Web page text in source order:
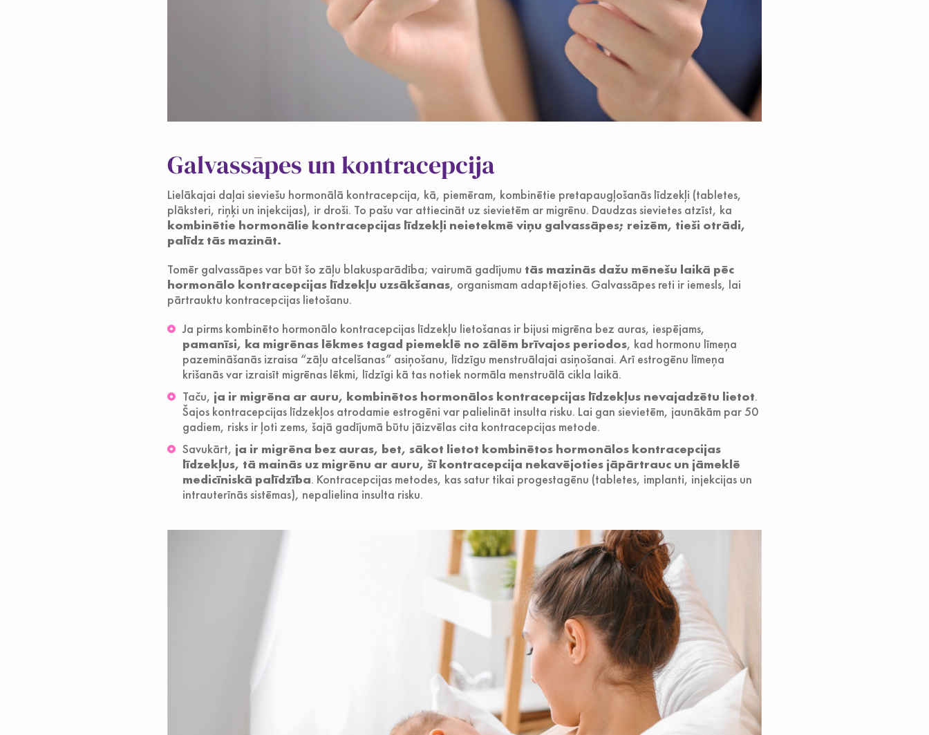
Galvassāpes un kontracepcija
Lielākajai daļai sieviešu hormonālā kontracepcija, kā, piemēram, kombinētie pretapaugļošanās līdzekļi (tabletes,
plāksteri, riņķi un injekcijas), ir droši. To pašu var attiecināt uz sievietēm ar migrēnu. Daudzas sievietes atzīst, ka
kombinētie hormonālie kontracepcijas līdzekļi neietekmē viņu galvassāpes; reizēm, tieši otrādi,
palīdz tās mazināt.
Tomēr galvassāpes var būt šo zāļu blakusparādība; vairumā gadījumu tās mazinās dažu mēnešu laikā pēc
hormonālo kontracepcijas līdzekļu uzsākšanas, organismam adaptējoties. Galvassāpes reti ir iemesls, lai
pārtrauktu kontracepcijas lietošanu.
Ja pirms kombinēto hormonālo kontracepcijas līdzekļu lietošanas ir bijusi migrēna bez auras, iespējams,
pamanīsi, ka migrēnas lēkmes tagad piemeklē no zālēm brīvajos periodos, kad hormonu līmeņa
pazemināšanās izraisa “zāļu atcelšanas” asiņošanu, līdzīgu menstruālajai asiņošanai. Arī estrogēnu līmeņa
krišanās var izraisīt migrēnas lēkmi, līdzīgi kā tas notiek normāla menstruālā cikla laikā.
Taču, ja ir migrēna ar auru, kombinētos hormonālos kontracepcijas līdzekļus nevajadzētu lietot.
Šajos kontracepcijas līdzekļos atrodamie estrogēni var palielināt insulta risku. Lai gan sievietēm, jaunākām par 50
gadiem, risks ir ļoti zems, šajā gadījumā būtu jāizvēlas cita kontracepcijas metode.
Savukārt, ja ir migrēna bez auras, bet, sākot lietot kombinētos hormonālos kontracepcijas
līdzekļus, tā mainās uz migrēnu ar auru, šī kontracepcija nekavējoties jāpārtrauc un jāmeklē
medicīniskā palīdzība. Kontracepcijas metodes, kas satur tikai progestagēnu (tabletes, implanti, injekcijas un
intrauterīnās sistēmas), nepalielina insulta risku.